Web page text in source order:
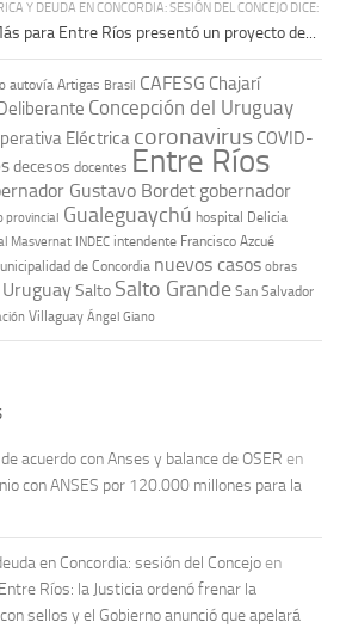
Y DEUDA EN CONCORDIA: SESIÓN DEL CONCEJO DICE:
para Entre Ríos presentó un proyecto de...
autovía Artigas Brasil CAFESG Chajarí
Concepción del Uruguay
Eléctrica coronavirus COVID-
decesos docentes Entre Ríos
Gustavo Bordet gobernador
provincial Gualeguaychú hospital Delicia
Masvernat INDEC intendente Francisco Azcué
de Concordia nuevos casos obras
UruguaySalto Salto Grande San Salvador
Villaguay Ángel Giano
acuerdo con Anses y balance de OSER en
con ANSES por 120.000 millones para la
en Concordia: sesión del Concejo en
Ríos: la Justicia ordenó frenar la
sellos y el Gobierno anunció que apelará